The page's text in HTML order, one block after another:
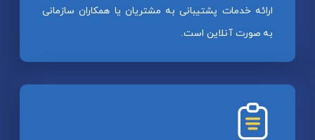
ارائه خدمات پشتیبانی به مشتریان یا همکاران سازمانی
به صورت آنلاین است.